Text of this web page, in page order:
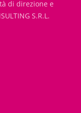
di direzione e
S.R.L.